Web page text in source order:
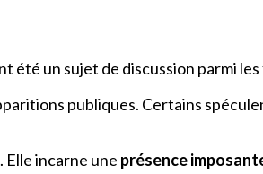
été un sujet de discussion parmi
publiques. Certains
Elle incarne une présence